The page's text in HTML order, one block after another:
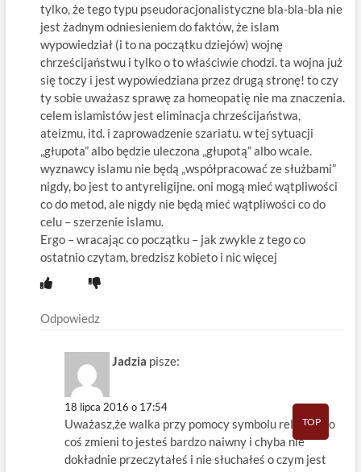
tylko, że tego typu pseudoracjonalistyczne bla-bla-bla nie
jest żadnym odniesieniem do faktów, że islam
wypowiedział (i to na początku dziejów) wojnę
chrześcijaństwu i tylko o to właściwie chodzi. ta wojna już
się toczy i jest wypowiedziana przez drugą stronę! to czy
ty sobie uważasz sprawę za homeopatię nie ma znaczenia.
celem islamistów jest eliminacja chrześcijaństwa,
ateizmu, itd. i zaprowadzenie szariatu. w tej sytuacji
„głupota” albo będzie uleczona „głupotą” albo wcale.
wyznawcy islamu nie będą „współpracować ze służbami”
nigdy, bo jest to antyreligijne. oni mogą mieć wątpliwości
co do metod, ale nigdy nie będą mieć wątpliwości co do
celu – szerzenie islamu.
Ergo – wracając co początku – jak zwykle z tego co
ostatnio czytam, bredzisz kobieto i nic więcej
Odpowiedz
Jadzia pisze:
18 lipca 2016 o 17:54
Uważasz,że walka przy pomocy symbolu religijnego
coś zmieni to jesteś bardzo naiwny i chyba nie
dokładnie przeczytałeś i nie słuchałeś o czym jest
TOP